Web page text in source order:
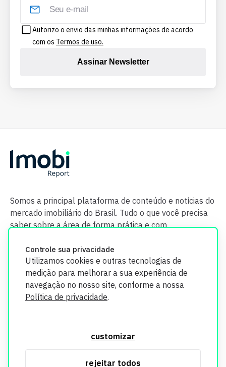
Controle sua privacidade
Utilizamos cookies e outras tecnologias de
medição para melhorar a sua experiência de
navegação no nosso site, conforme a nossa
Política de privacidade.
customizar
rejeitar todos
Autorizo o envio das minhas informações de acordo
com os Termos de uso.
Assinar Newsletter
Somos a principal plataforma de conteúdo e notícias do
mercado imobiliário do Brasil. Tudo o que você precisa
saber sobre a área de forma prática e com
segurança. Todos os dados coletados em nosso site são
utilizados exclusivamente para fins de aprimoramento de
informações, consulte nossa Política de Privacidade.